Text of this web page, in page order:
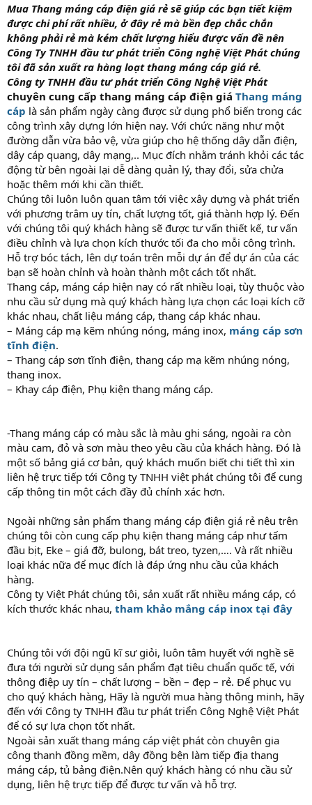
Mua Thang máng cáp điện giá rẻ sẽ giúp các bạn tiết kiệm
được chi phí rất nhiều, ở đây rẻ mà bền đẹp chắc chắn
không phải rẻ mà kém chất lượng hiểu được vấn đề nên
Công Ty TNHH đầu tư phát triển Công nghệ Việt Phát chúng
tôi đã sản xuất ra hàng loạt thang máng cáp giá rẻ.
Công ty TNHH đầu tư phát triển Công Nghệ Việt Phát
chuyên cung cấp thang máng cáp điện giá Thang máng
cáp là sản phẩm ngày càng được sử dụng phổ biến trong các
công trình xây dựng lớn hiện nay. Với chức năng như một
đường dẫn vừa bảo vệ, vừa giúp cho hệ thống dây dẫn điện,
dây cáp quang, dây mạng,.. Mục đích nhằm tránh khỏi các tác
động từ bên ngoài lại dễ dàng quản lý, thay đổi, sửa chửa
hoặc thêm mới khi cần thiết.
Chúng tôi luôn luôn quan tâm tới việc xây dựng và phát triển
với phương trâm uy tín, chất lượng tốt, giá thành hợp lý. Đến
với chúng tôi quý khách hàng sẽ được tư vấn thiết kế, tư vấn
điều chỉnh và lựa chọn kích thước tối đa cho mỗi công trình.
Hỗ trợ bóc tách, lên dự toán trên mỗi dự án để dự án của các
bạn sẽ hoàn chỉnh và hoàn thành một cách tốt nhất.
Thang cáp, máng cáp hiện nay có rất nhiều loại, tùy thuộc vào
nhu cầu sử dụng mà quý khách hàng lựa chọn các loại kích cỡ
khác nhau, chất liệu máng cáp, thang cáp khác nhau.
– Máng cáp mạ kẽm nhúng nóng, máng inox, máng cáp sơn
tĩnh điện.
– Thang cáp sơn tĩnh điện, thang cáp mạ kẽm nhúng nóng,
thang inox.
– Khay cáp điện, Phụ kiện thang máng cáp.
-Thang máng cáp có màu sắc là màu ghi sáng, ngoài ra còn
màu cam, đỏ và sơn màu theo yêu cầu của khách hàng. Đó là
một số bảng giá cơ bản, quý khách muốn biết chi tiết thì xin
liên hệ trực tiếp tới Công ty TNHH việt phát chúng tôi để cung
cấp thông tin một cách đầy đủ chính xác hơn.
Ngoài những sản phẩm thang máng cáp điện giá rẻ nêu trên
chúng tôi còn cung cấp phụ kiện thang máng cáp như tấm
đầu bịt, Eke – giá đỡ, bulong, bát treo, tyzen,…. Và rất nhiều
loại khác nữa để mục đích là đáp ứng nhu cầu của khách
hàng.
Công ty Việt Phát chúng tôi, sản xuất rất nhiều máng cáp, có
kích thước khác nhau, tham khảo mắng cáp inox tại đây
Chúng tôi với đội ngũ kĩ sư giỏi, luôn tâm huyết với nghề sẽ
đưa tới người sử dụng sản phẩm đạt tiêu chuẩn quốc tế, với
thông điệp uy tín – chất lượng – bền – đẹp – rẻ. Để phục vụ
cho quý khách hàng, Hãy là người mua hàng thông minh, hãy
đến với Công ty TNHH đầu tư phát triển Công Nghệ Việt Phát
để có sự lựa chọn tốt nhất.
Ngoài sản xuất thang máng cáp việt phát còn chuyên gia
công thanh đồng mềm, dây đồng bện làm tiếp địa thang
máng cáp, tủ bảng điện.Nên quý khách hàng có nhu cầu sử
dụng, liên hệ trực tiếp để được tư vấn và hỗ trợ.